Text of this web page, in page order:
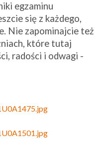
egzaminu
się z każdego,
Nie zapominajcie też
które tutaj
radości i odwagi -